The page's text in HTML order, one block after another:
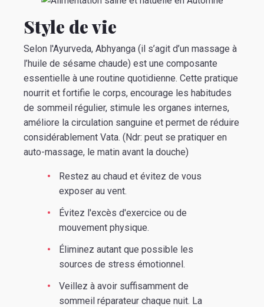
Style de vie
Selon l'Ayurveda, Abhyanga (il s’agit d’un massage à
l’huile de sésame chaude) est une composante
essentielle à une routine quotidienne. Cette pratique
nourrit et fortifie le corps, encourage les habitudes
de sommeil régulier, stimule les organes internes,
améliore la circulation sanguine et permet de réduire
considérablement Vata. (Ndr: peut se pratiquer en
auto-massage, le matin avant la douche)
Restez au chaud et évitez de vous
exposer au vent.
Évitez l'excès d'exercice ou de
mouvement physique.
Éliminez autant que possible les
sources de stress émotionnel.
Veillez à avoir suffisamment de
sommeil réparateur chaque nuit. La